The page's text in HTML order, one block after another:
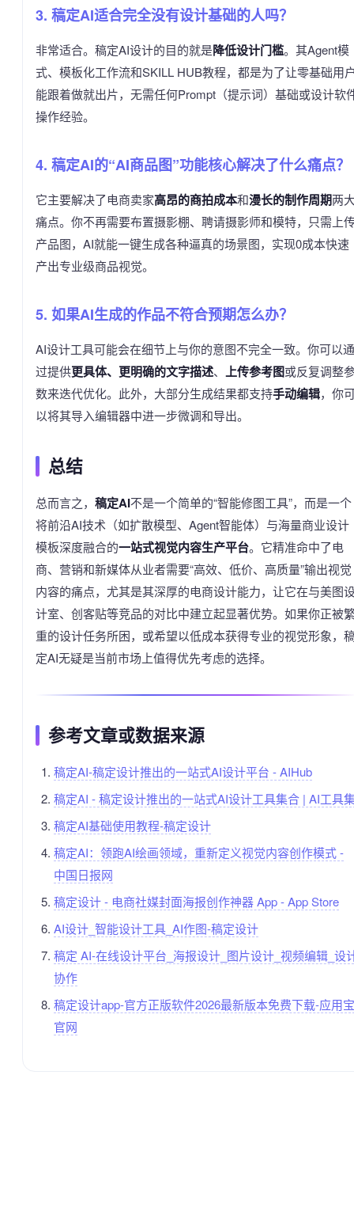
3. 稿定AI适合完全没有设计基础的人吗？
非常适合。稿定AI设计的目的就是降低设计门槛。其Agent模
式、模板化工作流和SKILL HUB教程，都是为了让零基础用
能跟着做就出片，无需任何Prompt（提示词）基础或设计软
操作经验。
4. 稿定AI的“AI商品图”功能核心解决了什么痛点？
它主要解决了电商卖家高昂的商拍成本和漫长的制作周期两
痛点。你不再需要布置摄影棚、聘请摄影师和模特，只需上
产品图，AI就能一键生成各种逼真的场景图，实现0成本快速
产出专业级商品视觉。
5. 如果AI生成的作品不符合预期怎么办？
AI设计工具可能会在细节上与你的意图不完全一致。你可以通
过提供更具体、更明确的文字描述、 上传参考图或反复调整
数来迭代优化。此外，大部分生成结果都支持手动编辑，你
以将其导入编辑器中进一步微调和导出。
总结
总而言之， 稿定AI不是一个简单的“智能修图工具”，而是一个
将前沿AI技术（如扩散模型、Agent智能体）与海量商业设计
模板深度融合的一站式视觉内容生产平台。它精准命中了电
商、营销和新媒体从业者需要“高效、低价、高质量”输出视觉
内容的痛点，尤其是其深厚的电商设计能力，让它在与美图
计室、创客贴等竞品的对比中建立起显著优势。如果你正被
重的设计任务所困，或希望以低成本获得专业的视觉形象，
定AI无疑是当前市场上值得优先考虑的选择。
参考文章或数据来源
稿定AI-稿定设计推出的一站式AI设计平台 - AIHub
稿定AI - 稿定设计推出的一站式AI设计工具集合 | AI工具
稿定AI基础使用教程-稿定设计
稿定AI：领跑AI绘画领域，重新定义视觉内容创作模式 -
中国日报网
‎稿定设计 - 电商社媒封面海报创作神器 App - App Store
AI设计_智能设计工具_AI作图-稿定设计
稿定 AI-在线设计平台_海报设计_图片设计_视频编辑_设
协作
稿定设计app-官方正版软件2026最新版本免费下载-应用宝
官网